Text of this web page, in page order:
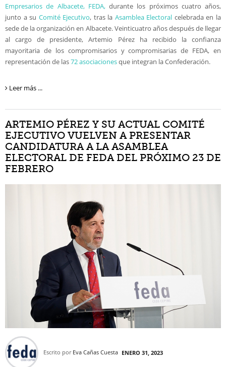
Empresarios de Albacete, FEDA,durante los próximos cuatro años,
junto a su Comité Ejecutivo, tras la Asamblea Electoral celebrada en la
sede de la organización en Albacete. Veinticuatro años después de llegar
al cargo de presidente, Artemio Pérez ha recibido la confianza
mayoritaria de los compromisarios y compromisarias de FEDA, en
representación de las72 asociacionesque integran la Confederación.
Leer más ...
ARTEMIO PÉREZ Y SU ACTUAL COMITÉ
EJECUTIVO VUELVEN A PRESENTAR
CANDIDATURA A LA ASAMBLEA
ELECTORAL DE FEDA DEL PRÓXIMO 23 DE
FEBRERO
Escrito por Eva Cañas Cuesta ENERO 31, 2023